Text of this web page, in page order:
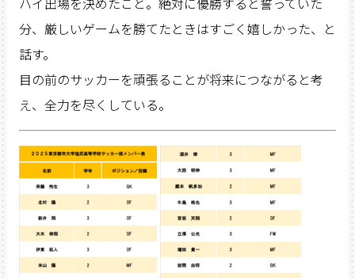
分、厳しいゲームを勝てたときはすごく嬉しかった、と
話す。
目の前のサッカーを頑張ることが将来につながると考
え、全力を尽くしている。